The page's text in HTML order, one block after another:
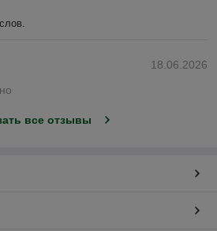
18.06.2026
все отзывы